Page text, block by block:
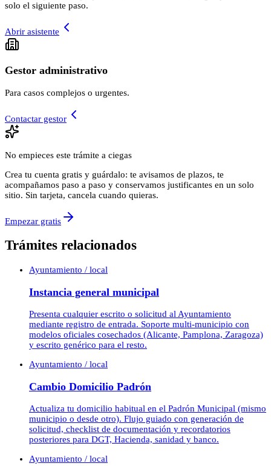
solo el siguiente paso.
Abrir asistente
Gestor administrativo
Para casos complejos o urgentes.
Contactar gestor
No empieces este trámite a ciegas
Crea tu cuenta gratis y guárdalo: te avisamos de plazos, te
acompañamos paso a paso y conservamos justificantes en un solo
sitio. Sin tarjeta, cancela cuando quieras.
Empezar gratis
Trámites relacionados
Ayuntamiento / local
Instancia general municipal
Presenta cualquier escrito o solicitud al Ayuntamiento
mediante registro de entrada. Soporte multi-municipio con
modelos oficiales cosechados (Alicante, Pamplona, Zaragoza)
y escrito genérico para el resto.
Ayuntamiento / local
Cambio Domicilio Padrón
Actualiza tu domicilio habitual en el Padrón Municipal (mismo
municipio o desde otro). Flujo guiado con generación de
solicitud, checklist de documentación y recordatorios
posteriores para DGT, Hacienda, sanidad y banco.
Ayuntamiento / local